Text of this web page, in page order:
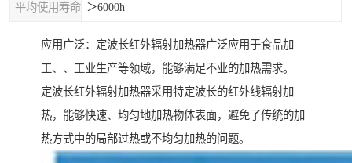
平均使用寿命 ＞6000h
应用广泛：定波长红外辐射加热器广泛应用于食品加
工、、工业生产等领域，能够满足不业的加热需求。
定波长红外辐射加热器采用特定波长的红外线辐射加
热，能够快速、均匀地加热物体表面，避免了传统的加
热方式中的局部过热或不均匀加热的问题。